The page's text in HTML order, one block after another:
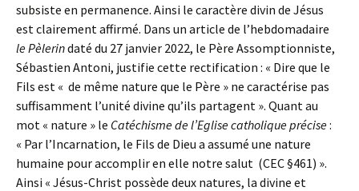
subsiste en permanence. Ainsi le caractère divin de Jésus
est clairement affirmé. Dans un article de l’hebdomadaire
le Pèlerindaté du 27 janvier 2022, le Père Assomptionniste,
Sébastien Antoni, justifie cette rectification : « Dire que le
Fils est « de même nature que le Père » ne caractérise pas
suffisamment l’unité divine qu’ils partagent ». Quant au
mot « nature » le Catéchisme de l’Eglise catholique précise:
« Par l’Incarnation, le Fils de Dieu a assumé une nature
humaine pour accomplir en elle notre salut (CEC §461) ».
Ainsi « Jésus-Christ possède deux natures, la divine et